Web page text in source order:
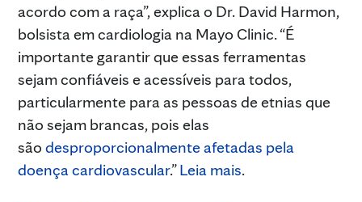
acordo com a raça”, explica o Dr. David Harmon,
bolsista em cardiologia na Mayo Clinic. “É
importante garantir que essas ferramentas
sejam confiáveis e acessíveis para todos,
particularmente para as pessoas de etnias que
não sejam brancas, pois elas
são desproporcionalmente afetadas pela
doença cardiovascular.”Leia mais.